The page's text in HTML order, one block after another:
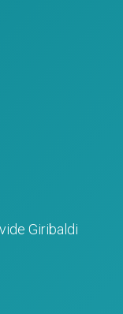
Giribaldi